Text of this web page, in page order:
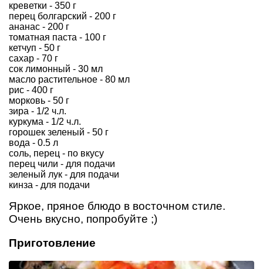
креветки - 350 г
перец болгарский - 200 г
ананас - 200 г
томатная паста - 100 г
кетчуп - 50 г
сахар - 70 г
сок лимонный - 30 мл
масло растительное - 80 мл
рис - 400 г
морковь - 50 г
зира - 1/2 ч.л.
куркума - 1/2 ч.л.
горошек зеленый - 50 г
вода - 0.5 л
соль, перец - по вкусу
перец чили - для подачи
зеленый лук - для подачи
кинза - для подачи
Яркое, пряное блюдо в восточном стиле.
Очень вкусно, попробуйте ;)
Приготовление